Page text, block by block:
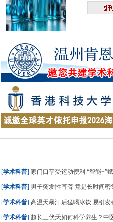
[学术科普] 家门口享受运动便利 “智能+”赋
[学术科普] 男子突发性耳聋 竟是长时间密
[学术科普] 高温天暴汗后猛喝冰饮 易引发
[学术科普] 超长三伏天如何科学养生？中医专